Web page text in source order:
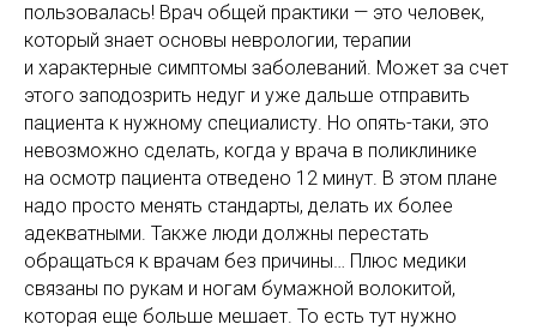
пользовалась! Врач общей практики — это человек,
который знает основы неврологии, терапии
и характерные симптомы заболеваний. Может за счет
этого заподозрить недуг и уже дальше отправить
пациента к нужному специалисту. Но опять-таки, это
невозможно сделать, когда у врача в поликлинике
на осмотр пациента отведено 12 минут. В этом плане
надо просто менять стандарты, делать их более
адекватными. Также люди должны перестать
обращаться к врачам без причины… Плюс медики
связаны по рукам и ногам бумажной волокитой,
которая еще больше мешает. То есть тут нужно